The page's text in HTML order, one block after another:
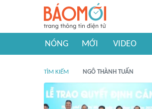
NÓNG MỚI VIDEO
TÌM KIẾM NGÔ THÀNH TUẤN